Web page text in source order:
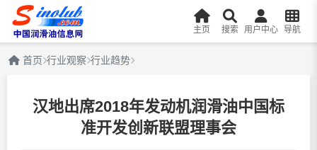
主页 搜索 用户中心 导航
首页 行业观察 行业趋势
汉地出席2018年发动机润滑油中国标
准开发创新联盟理事会